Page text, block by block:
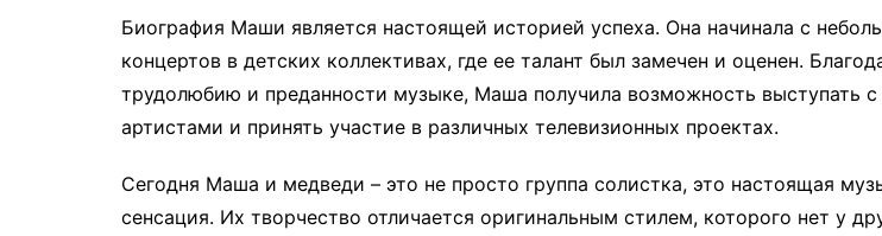
Биография Маши является настоящей историей успеха. Она начинала с
концертов в детских коллективах, где ее талант был замечен и оценен.
трудолюбию и преданности музыке, Маша получила возможность выступать
артистами и принять участие в различных телевизионных проектах.
Сегодня Маша и медведи – это не просто группа солистка, это настоящая
сенсация. Их творчество отличается оригинальным стилем, которого нет у